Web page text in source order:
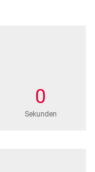
0
Sekunden